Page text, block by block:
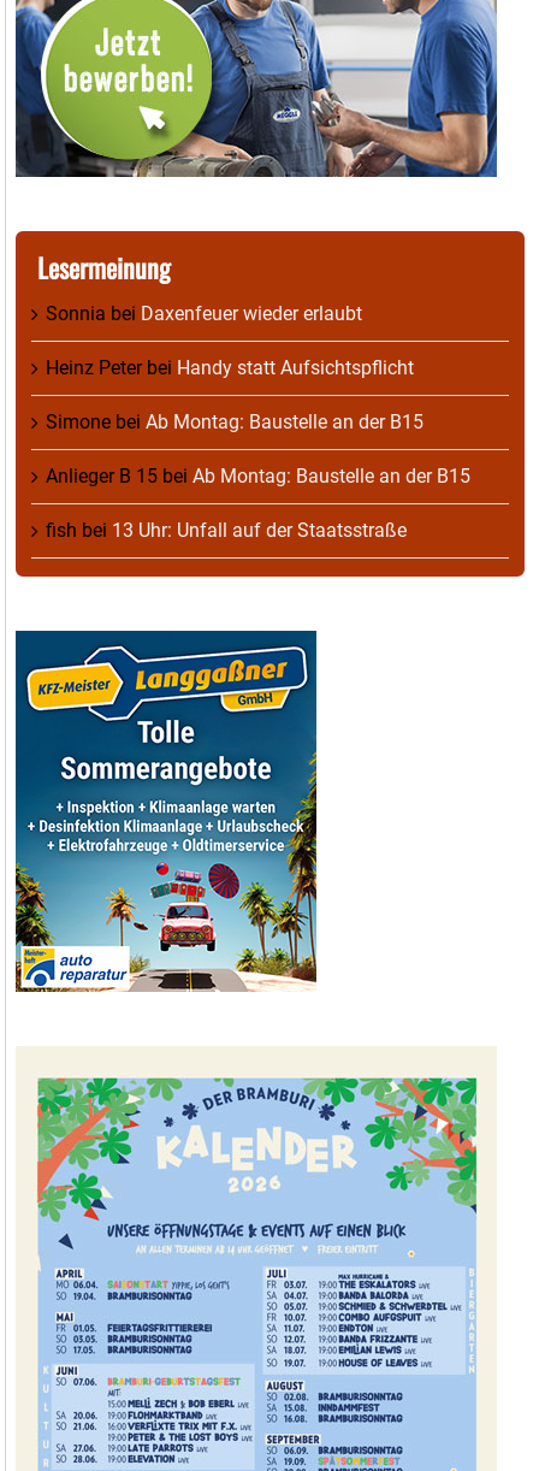
Lesermeinung
Sonnia bei Daxenfeuer wieder erlaubt
Heinz Peterbei Handy statt Aufsichtspflicht
Simone bei Ab Montag: Baustelle an der B15
Anlieger B 15 bei Ab Montag: Baustelle an der B15
fish bei 13 Uhr: Unfall auf der Staatsstraße